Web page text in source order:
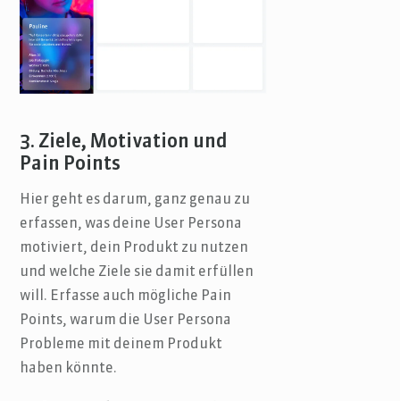
3. Ziele, Motivation und
Pain Points
Hier geht es darum, ganz genau zu
erfassen, was deine User Persona
motiviert, dein Produkt zu nutzen
und welche Ziele sie damit erfüllen
will. Erfasse auch mögliche Pain
Points, warum die User Persona
Probleme mit deinem Produkt
haben könnte.